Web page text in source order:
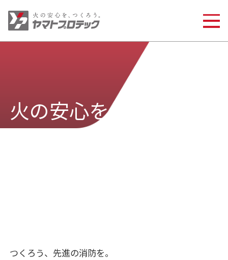
火の安心を、
つくろう。
つくろう、先進の消防を。